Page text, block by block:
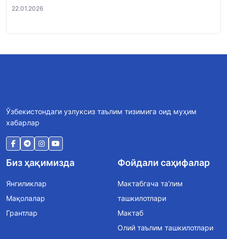
22.01.2026
Ўзбекистондаги узлуксиз таълим тизимига оид муҳим
хабарлар
Биз ҳақимизда
Янгиликлар
Мақолалар
Грантлар
Фойдали саҳифалар
Мактабгача та’лим
ташкилотлари
Мактаб
Олий таълим ташкилотлари